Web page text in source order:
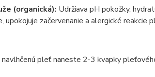
(organická): Udržiava pH pokožky,
upokojuje začervenanie a alergické reakcie
navlhčenú pleť naneste 2-3 kvapky